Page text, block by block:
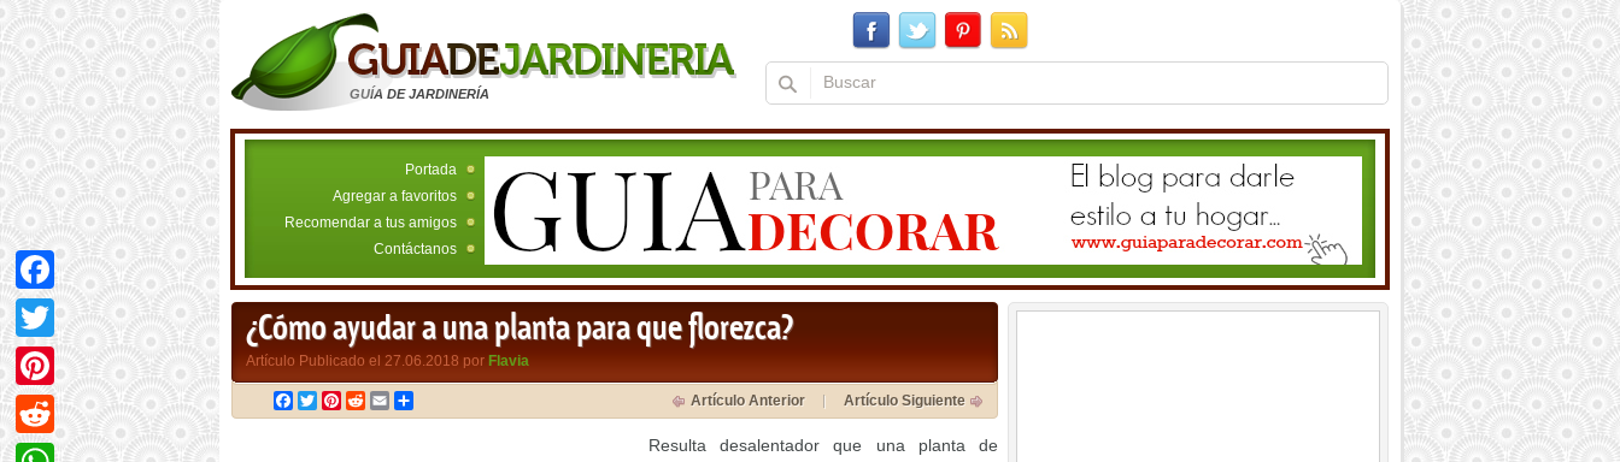
GUÍA DE JARDINERÍA
Portada
Agregar a favoritos
Recomendar a tus amigos
Contáctanos
¿Cómo ayudar a una planta para que florezca?
Artículo Publicado el 27.06.2018 por Flavia
Facebook
TwitterPinterest
RedditEmail Artículo Anterior Artículo Siguiente
Resulta desalentador que una planta de
Facebook
Twitter
Pinterest
Reddit